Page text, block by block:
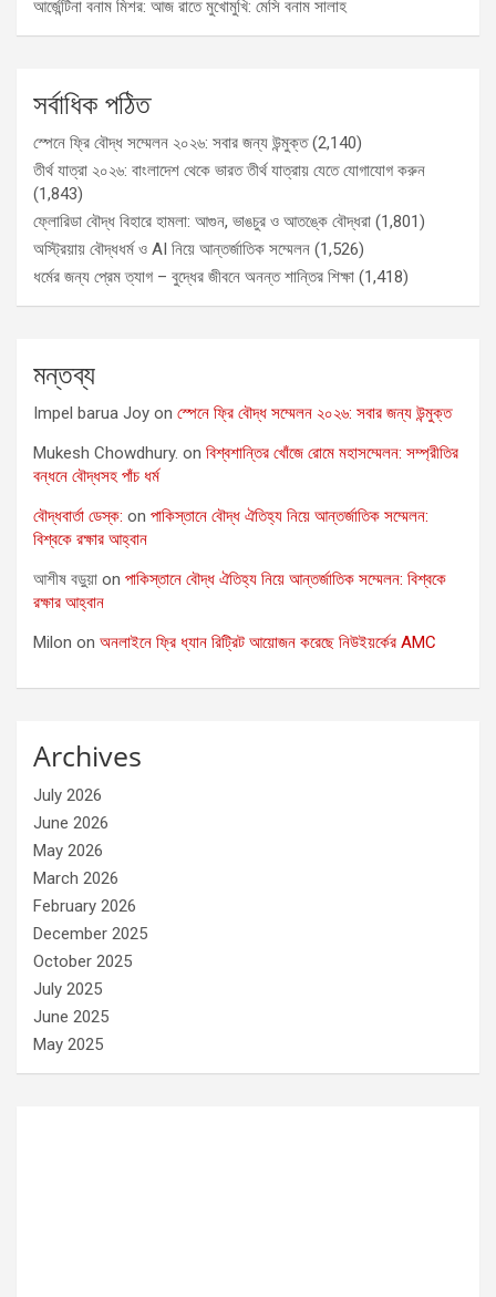
আর্জেন্টিনা বনাম মিশর: আজ রাতে মুখোমুখি: মেসি বনাম সালাহ
সর্বাধিক পঠিত
স্পেনে ফ্রি বৌদ্ধ সম্মেলন ২০২৬: সবার জন্য উন্মুক্ত (2,140)
তীর্থ যাত্রা ২০২৬: বাংলাদেশ থেকে ভারত তীর্থ যাত্রায় যেতে যোগাযোগ করুন
(1,843)
ফ্লোরিডা বৌদ্ধ বিহারে হামলা: আগুন, ভাঙচুর ও আতঙ্কে বৌদ্ধরা (1,801)
অস্ট্রিয়ায় বৌদ্ধধর্ম ও AI নিয়ে আন্তর্জাতিক সম্মেলন (1,526)
ধর্মের জন্য প্রেম ত্যাগ – বুদ্ধের জীবনে অনন্ত শান্তির শিক্ষা (1,418)
মন্তব্য
Impel barua Joy on স্পেনে ফ্রি বৌদ্ধ সম্মেলন ২০২৬: সবার জন্য উন্মুক্ত
Mukesh Chowdhury. on বিশ্বশান্তির খোঁজে রোমে মহাসম্মেলন: সম্প্রীতির
বন্ধনে বৌদ্ধসহ পাঁচ ধর্ম
বৌদ্ধবার্তা ডেস্ক: on পাকিস্তানে বৌদ্ধ ঐতিহ্য নিয়ে আন্তর্জাতিক সম্মেলন:
বিশ্বকে রক্ষার আহ্বান
আশীষ বড়ুয়া on পাকিস্তানে বৌদ্ধ ঐতিহ্য নিয়ে আন্তর্জাতিক সম্মেলন: বিশ্বকে
রক্ষার আহ্বান
Milon on অনলাইনে ফ্রি ধ্যান রিট্রিট আয়োজন করেছে নিউইয়র্কের AMC
Archives
July 2026
June 2026
May 2026
March 2026
February 2026
December 2025
October 2025
July 2025
June 2025
May 2025